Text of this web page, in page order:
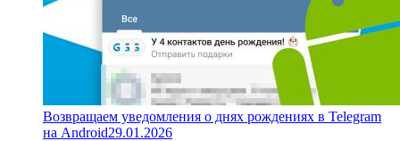
Возвращаем уведомления о днях рождениях в Telegram
на Android29.01.2026